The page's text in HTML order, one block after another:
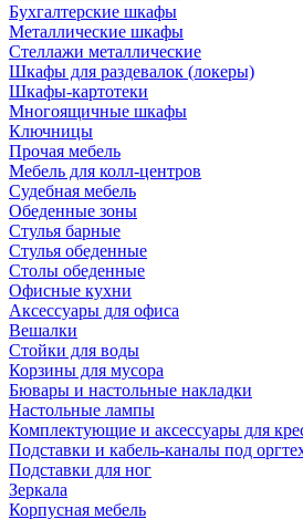
Бухгалтерские шкафы
Металлические шкафы
Стеллажи металлические
Шкафы для раздевалок (локеры)
Шкафы-картотеки
Многоящичные шкафы
Ключницы
Прочая мебель
Мебель для колл-центров
Судебная мебель
Обеденные зоны
Стулья барные
Стулья обеденные
Столы обеденные
Офисные кухни
Аксессуары для офиса
Вешалки
Стойки для воды
Корзины для мусора
Бювары и настольные накладки
Настольные лампы
Комплектующие и аксессуары для
Подставки и кабель-каналы под
Подставки для ног
Зеркала
Корпусная мебель